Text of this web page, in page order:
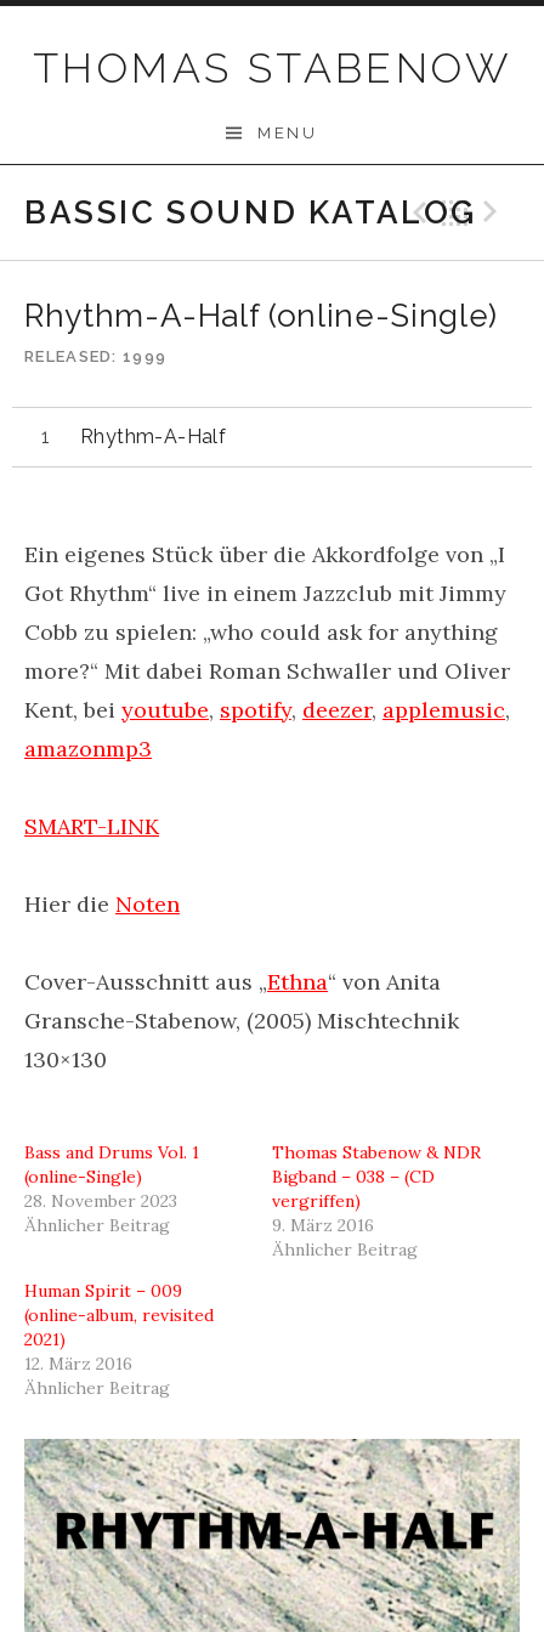
THOMAS STABENOW
MENU
BASSIC SOUND KATALOG
Rhythm-A-Half (online-Single)
RELEASED 1999
Rhythm-A-Half
Ein eigenes Stück über die Akkordfolge von „I
Got Rhythm“ live in einem Jazzclub mit Jimmy
Cobb zu spielen: „who could ask for anything
more?“ Mit dabei Roman Schwaller und Oliver
Kent, bei youtube, spotify, deezer, applemusic,
amazonmp3
SMART-LINK
Hier die Noten
Cover-Ausschnitt aus „Ethna“ von Anita
Gransche-Stabenow, (2005) Mischtechnik
130×130
Bass and Drums Vol. 1
(online-Single)
28. November 2023
Ähnlicher Beitrag
Thomas Stabenow & NDR
Bigband – 038 – (CD
vergriffen)
9. März 2016
Ähnlicher Beitrag
Human Spirit – 009
(online-album, revisited
2021)
12. März 2016
Ähnlicher Beitrag